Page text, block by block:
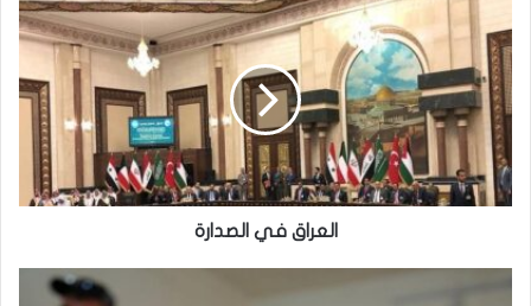
ل
ع
ر
ا
ق
ف
ي
ا
العراق في الصدارة